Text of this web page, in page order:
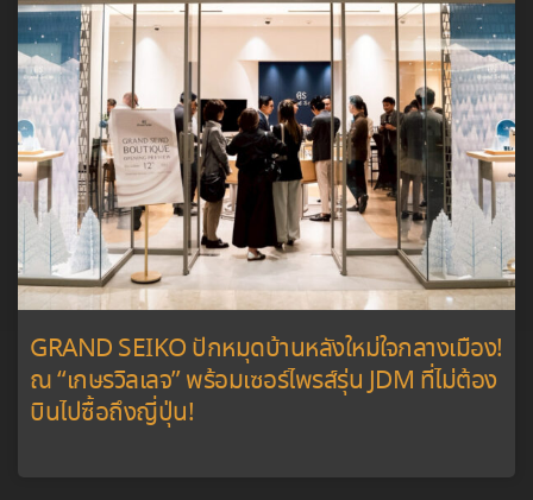
GRAND SEIKO ปักหมุดบ้านหลังใหม่ใจกลางเมือง!
ณ “เกษรวิลเลจ” พร้อมเซอร์ไพรส์รุ่น JDM ที่ไม่ต้อง
บินไปซื้อถึงญี่ปุ่น!